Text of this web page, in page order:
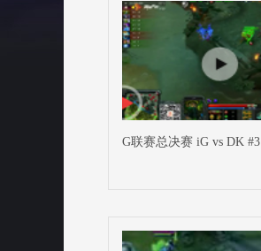
G联赛总决赛 iG vs DK #3